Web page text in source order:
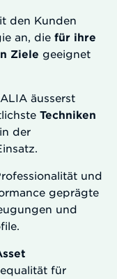
den Kunden
an, die für ihre
Ziele geeignet
äusserst
Techniken
der
und
geprägte
und
für